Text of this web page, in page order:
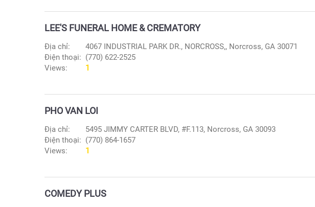
LEE'S FUNERAL HOME & CREMATORY
Địa chỉ:
4067 INDUSTRIAL PARK DR., NORCROSS,, Norcross, GA 30071
Điện thoại: (770) 622-2525
Views:
1
PHO VAN LOI
Địa chỉ:
5495 JIMMY CARTER BLVD, #F.113, Norcross, GA 30093
Điện thoại: (770) 864-1657
Views:
1
COMEDY PLUS